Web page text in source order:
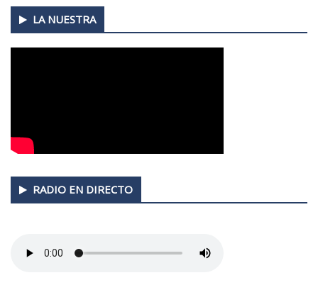
Secondary
Sidebar
LA NUESTRA
RADIO EN DIRECTO